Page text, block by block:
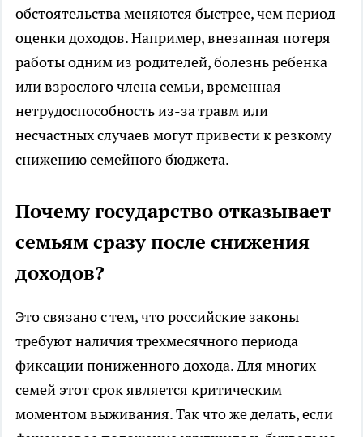
обстоятельства меняются быстрее, чем период
оценки доходов. Например, внезапная потеря
работы одним из родителей, болезнь ребенка
или взрослого члена семьи, временная
нетрудоспособность из-за травм или
несчастных случаев могут привести к резкому
снижению семейного бюджета.
Почему государство отказывает
семьям сразу после снижения
доходов?
Это связано с тем, что российские законы
требуют наличия трехмесячного периода
фиксации пониженного дохода. Для многих
семей этот срок является критическим
моментом выживания. Так что же делать, если